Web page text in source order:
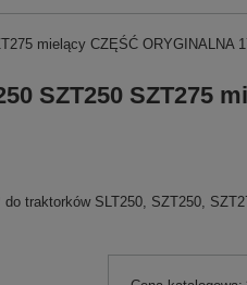
mielący CZĘŚĆ ORYGINALNA
SZT250 SZT275
traktorków SLT250, SZT250,